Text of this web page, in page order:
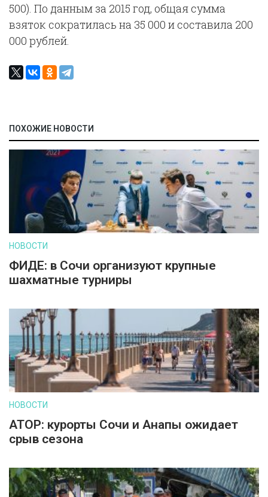
500). По данным за 2015 год, общая сумма
взяток сократилась на 35 000 и составила 200
000 рублей.
ПОХОЖИЕ НОВОСТИ
НОВОСТИ
ФИДЕ: в Сочи организуют крупные
шахматные турниры
НОВОСТИ
АТОР: курорты Сочи и Анапы ожидает
срыв сезона